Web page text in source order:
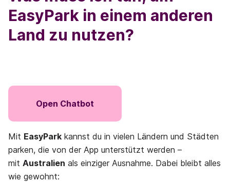
EasyPark in einem anderen
Land zu nutzen?
Open Chatbot
Mit EasyPark kannst du in vielen Ländern und Städten
parken, die von der App unterstützt werden –
mit Australien als einziger Ausnahme. Dabei bleibt alles
wie gewohnt: